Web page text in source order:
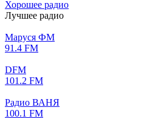
Хорошее радио
Лучшее радио
Маруся ФМ
91.4 FM
DFM
101.2 FM
Радио ВАНЯ
100.1 FM